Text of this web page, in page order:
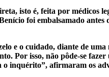
isto é, feita por médicos
foi embalsamado
e o cuidado, diante de
Por isso, não pôde-se
inquérito”, afirmaram os